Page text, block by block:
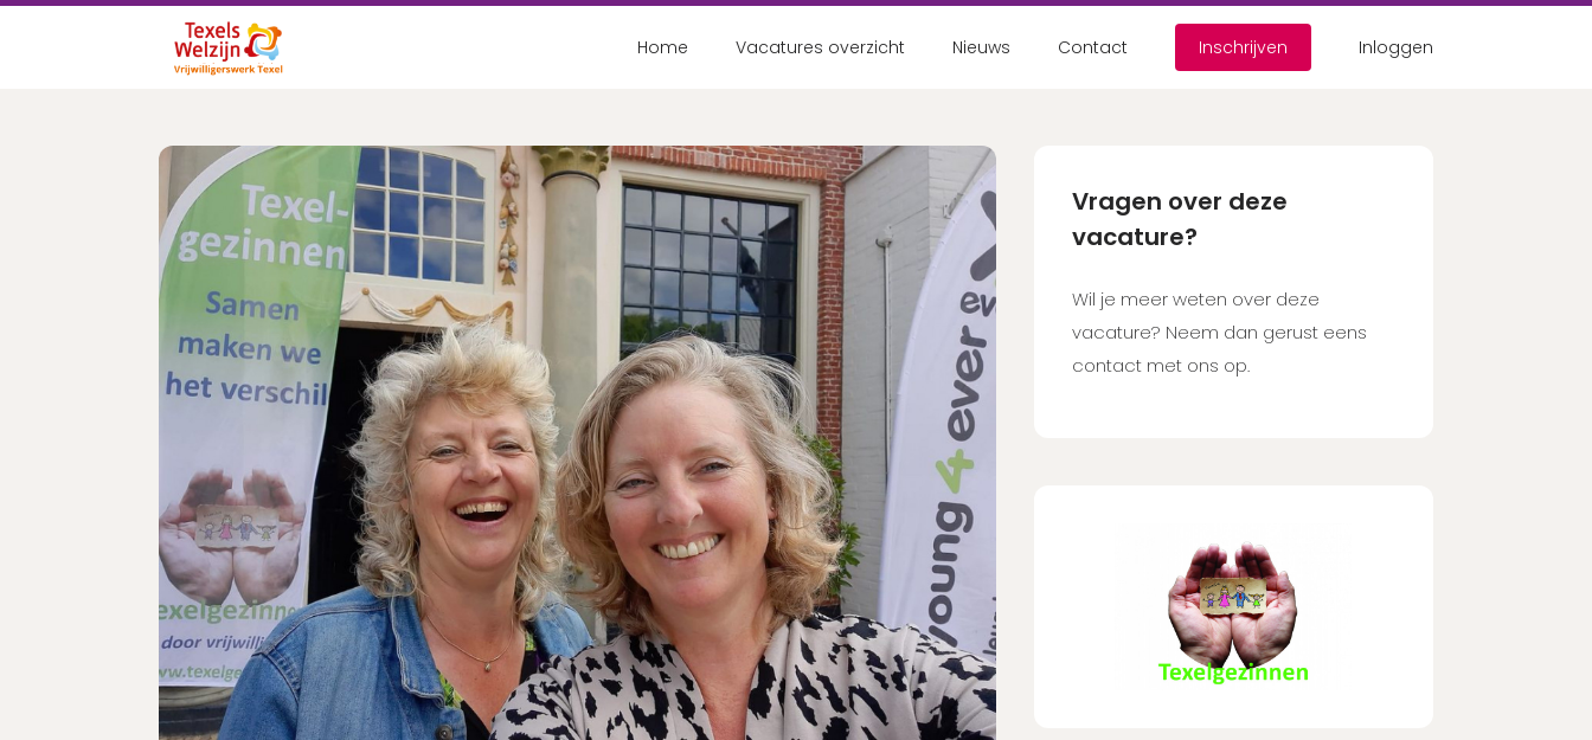
Home Vacatures overzicht Nieuws Contact Inschrijven Inloggen
Vragen over deze
vacature?
Wil je meer weten over deze
vacature? Neem dan gerust eens
contact met ons op.
E-mailadres
Wachtwoord
Wachtwoord vergeten?
Schrijf je binnen 2 minuten in!
Account aanmaken